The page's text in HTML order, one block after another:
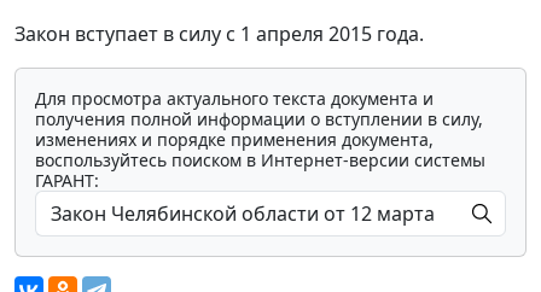
Закон вступает в силу с 1 апреля 2015 года.
Для просмотра актуального текста документа и
получения полной информации о вступлении в силу,
изменениях и порядке применения документа,
воспользуйтесь поиском в Интернет-версии системы
ГАРАНТ: